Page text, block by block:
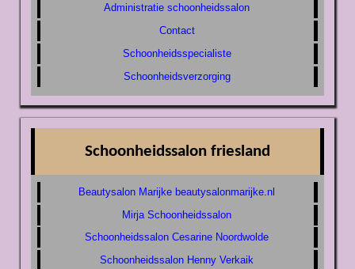
Administratie schoonheidssalon
Contact
Schoonheidsspecialiste
Schoonheidsverzorging
Schoonheidssalon friesland
Beautysalon Marijke beautysalonmarijke.nl
Mirja Schoonheidssalon
Schoonheidssalon Cesarine Noordwolde
Schoonheidssalon Henny Verkaik